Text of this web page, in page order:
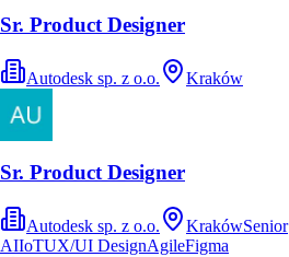
Sr. Product Designer
Autodesk sp. z o.o. Kraków
Sr. Product Designer
Autodesk sp. z o.o. KrakówSenior
AIIoTUX/UI DesignAgileFigma